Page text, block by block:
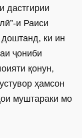
дастгирии
и Раиси
ки ин
ҷониби
қонун,
ҳамсон
муштараки мо